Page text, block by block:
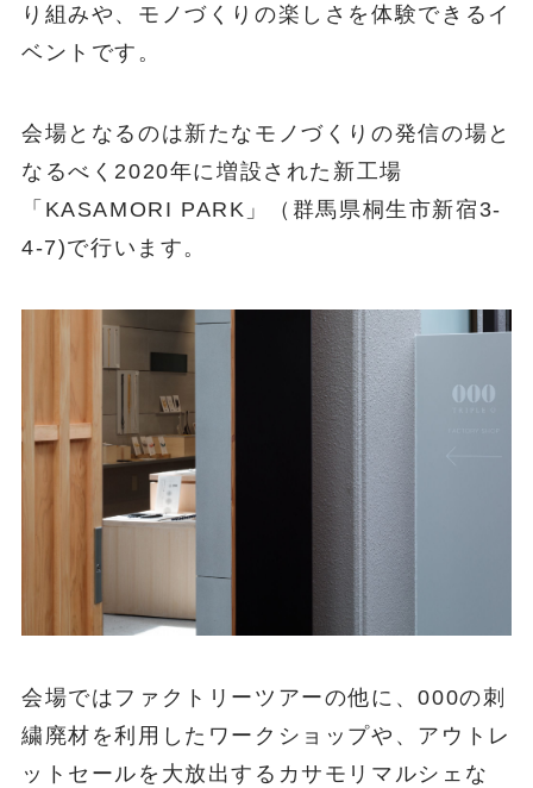
り組みや、モノづくりの楽しさを体験できるイ
ベントです。
会場となるのは新たなモノづくりの発信の場と
なるべく2020年に増設された新工場
「KASAMORI PARK」（群馬県桐生市新宿3-
4-7)で行います。
会場ではファクトリーツアーの他に、000の刺
繍廃材を利用したワークショップや、アウトレ
ットセールを大放出するカサモリマルシェな